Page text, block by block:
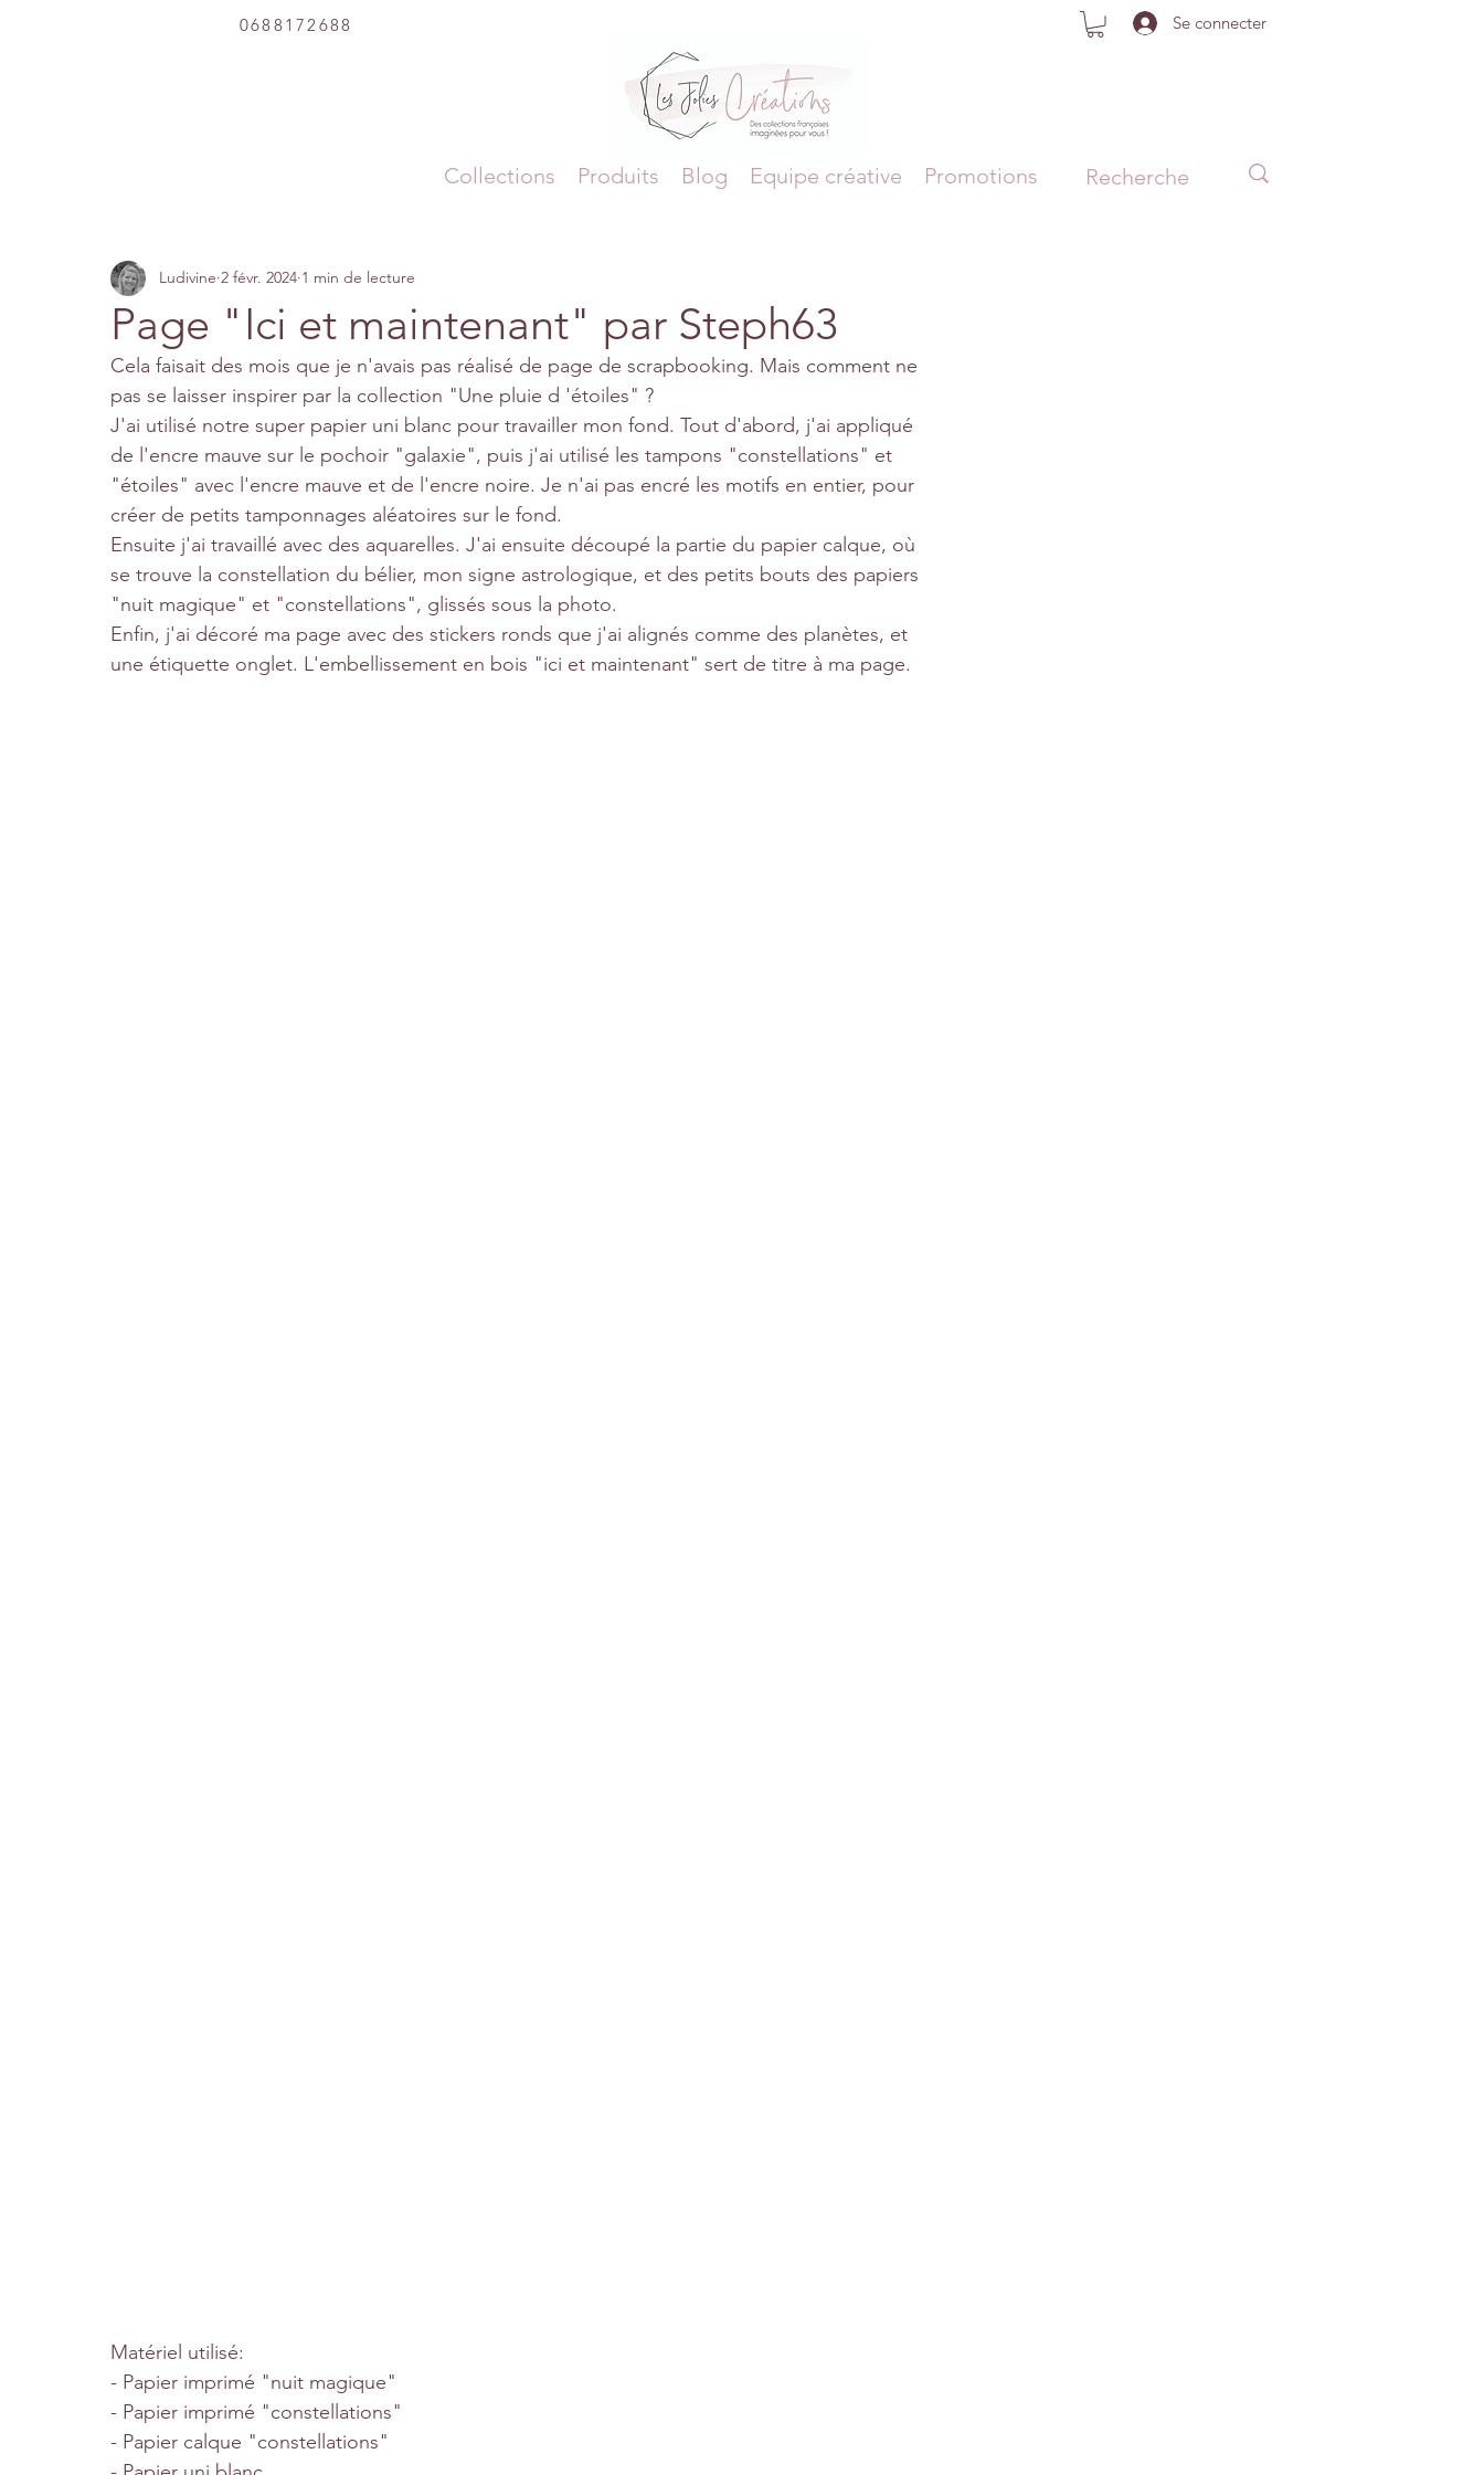
0688172688 Se connecter
Collections Produits Blog Equipe créative Promotions
Page "Ici et maintenant" par Steph63
Ludivine 2 févr. 2024 1 min de lecture
Cela faisait des mois que je n'avais pas réalisé de page de scrapbooking. Mais comment ne
pas se laisser inspirer par la collection "Une pluie d 'étoiles" ?
J'ai utilisé notre super papier uni blanc pour travailler mon fond. Tout d'abord, j'ai appliqué
de l'encre mauve sur le pochoir "galaxie", puis j'ai utilisé les tampons "constellations" et
"étoiles" avec l'encre mauve et de l'encre noire. Je n'ai pas encré les motifs en entier, pour
créer de petits tamponnages aléatoires sur le fond.
Ensuite j'ai travaillé avec des aquarelles. J'ai ensuite découpé la partie du papier calque, où
se trouve la constellation du bélier, mon signe astrologique, et des petits bouts des papiers
"nuit magique" et "constellations", glissés sous la photo.
Enfin, j'ai décoré ma page avec des stickers ronds que j'ai alignés comme des planètes, et
une étiquette onglet. L'embellissement en bois "ici et maintenant" sert de titre à ma page.
Matériel utilisé:
- Papier imprimé "nuit magique"
- Papier imprimé "constellations"
- Papier calque "constellations"